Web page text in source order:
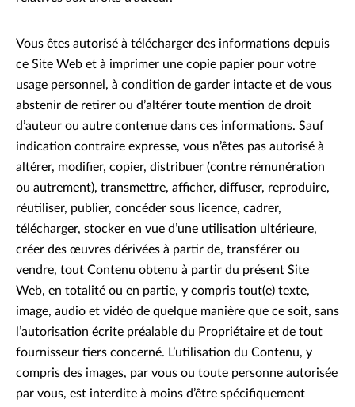
Vous êtes autorisé à télécharger des informations depuis
ce Site Web et à imprimer une copie papier pour votre
usage personnel, à condition de garder intacte et de vous
abstenir de retirer ou d’altérer toute mention de droit
d’auteur ou autre contenue dans ces informations. Sauf
indication contraire expresse, vous n’êtes pas autorisé à
altérer, modifier, copier, distribuer (contre rémunération
ou autrement), transmettre, afficher, diffuser, reproduire,
réutiliser, publier, concéder sous licence, cadrer,
télécharger, stocker en vue d’une utilisation ultérieure,
créer des œuvres dérivées à partir de, transférer ou
vendre, tout Contenu obtenu à partir du présent Site
Web, en totalité ou en partie, y compris tout(e) texte,
image, audio et vidéo de quelque manière que ce soit, sans
l’autorisation écrite préalable du Propriétaire et de tout
fournisseur tiers concerné. L’utilisation du Contenu, y
compris des images, par vous ou toute personne autorisée
par vous, est interdite à moins d’être spécifiquement